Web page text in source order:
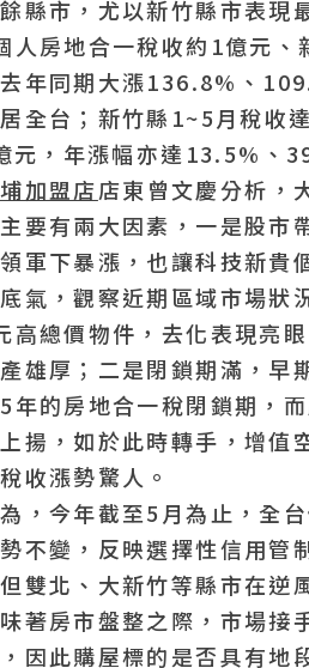
縣市，尤以新竹縣市表現
人房地合一稅收約1億元、
年同期大漲136.8%、
全台；新竹縣1~5月稅收
元，年漲幅亦達13.5%、
加盟店店東曾文慶分析，
要有兩大因素，一是股市
軍下暴漲，也讓科技新貴
氣，觀察近期區域市場狀
高總價物件，去化表現亮
雄厚；二是閉鎖期滿，早
年的房地合一稅閉鎖期，
揚，如於此時轉手，增值
收漲勢驚人。
，今年截至5月為止，全
不變，反映選擇性信用管
雙北、大新竹等縣市在逆
著房市盤整之際，市場接
因此購屋標的是否具有地